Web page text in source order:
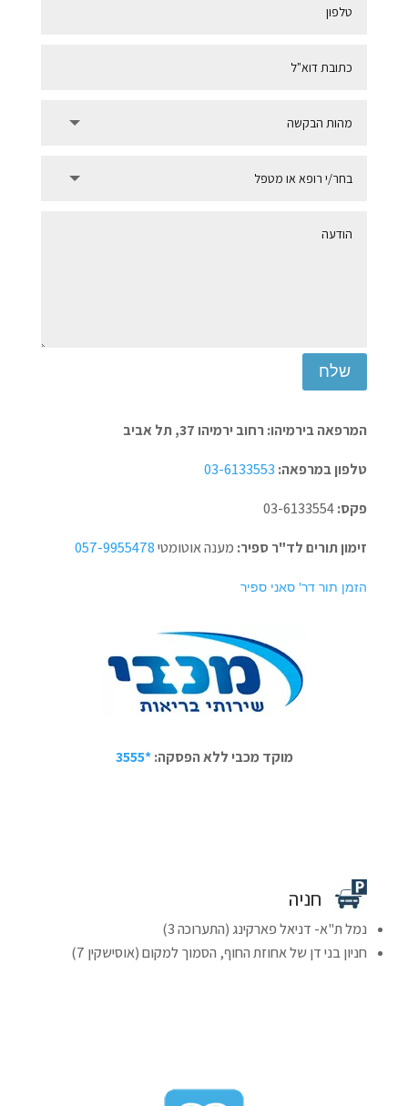
שלח
המרפאה בירמיהו: רחוב ירמיהו 37, תל אביב
טלפון במרפאה: 03-6133553
פקס:
זימון תורים לד"ר ספיר: מענה אוטומטי057-9955478
הזמן תור דר' סאני ספיר
מוקד מכבי ללא הפסקה:*3555
חניה
נמל ת"א- דניאל פארקינג (התערוכה 3)
חניון בני דן של אחוזת החוף, הסמוך למקום (אוסישקין 7)